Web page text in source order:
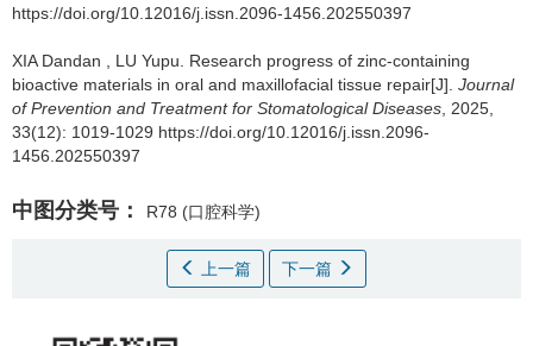
https://doi.org/10.12016/j.issn.2096-1456.202550397
XIA Dandan LU Yupu
Research progress of zinc-containing
bioactive materials in oral and maxillofacial tissue repair[J]. Journal
of Prevention and Treatment for Stomatological Diseases , 2025,
33(12): 1019-1029 https://doi.org/10.12016/j.issn.2096-
1456.202550397
中图分类号： R78 (口腔科学)
上一篇 下一篇